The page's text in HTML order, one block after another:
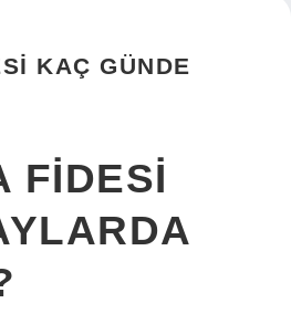
KAÇ GÜNDE
FIDESI